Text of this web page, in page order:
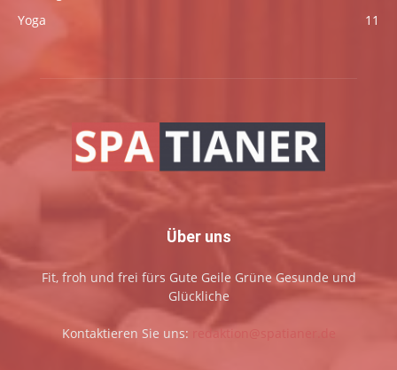
Yoga
11
Über uns
Fit, froh und frei fürs Gute Geile Grüne Gesunde und
Glückliche
Kontaktieren Sie uns: redaktion@spatianer.de